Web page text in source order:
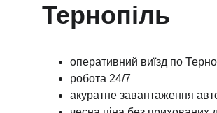
Тернопіль
оперативний виїзд по
робота 24/7
акуратне завантаження